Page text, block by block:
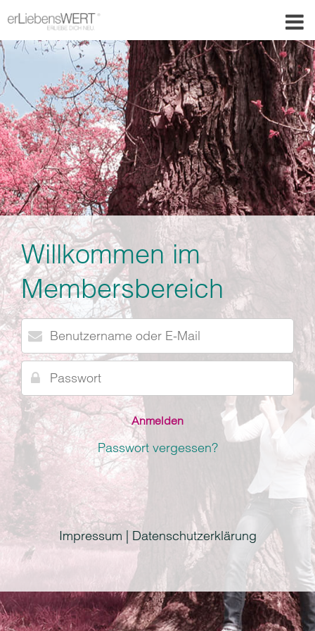
Willkommen im
Membersbereich
Benutzername
oder
E-
Mail
Passwort
Passwort vergessen?
Impressum | Datenschutzerklärung